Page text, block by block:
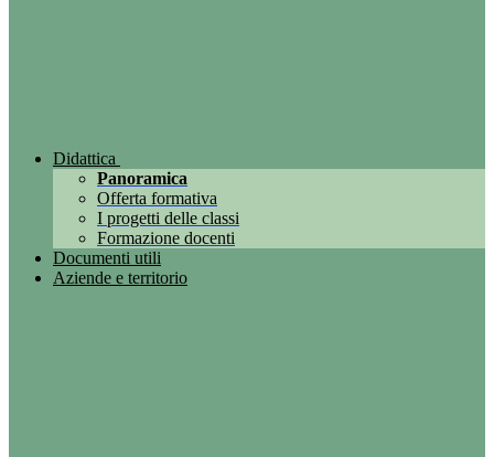
Didattica
Panoramica
Offerta formativa
I progetti delle classi
Formazione docenti
Documenti utili
Aziende e territorio